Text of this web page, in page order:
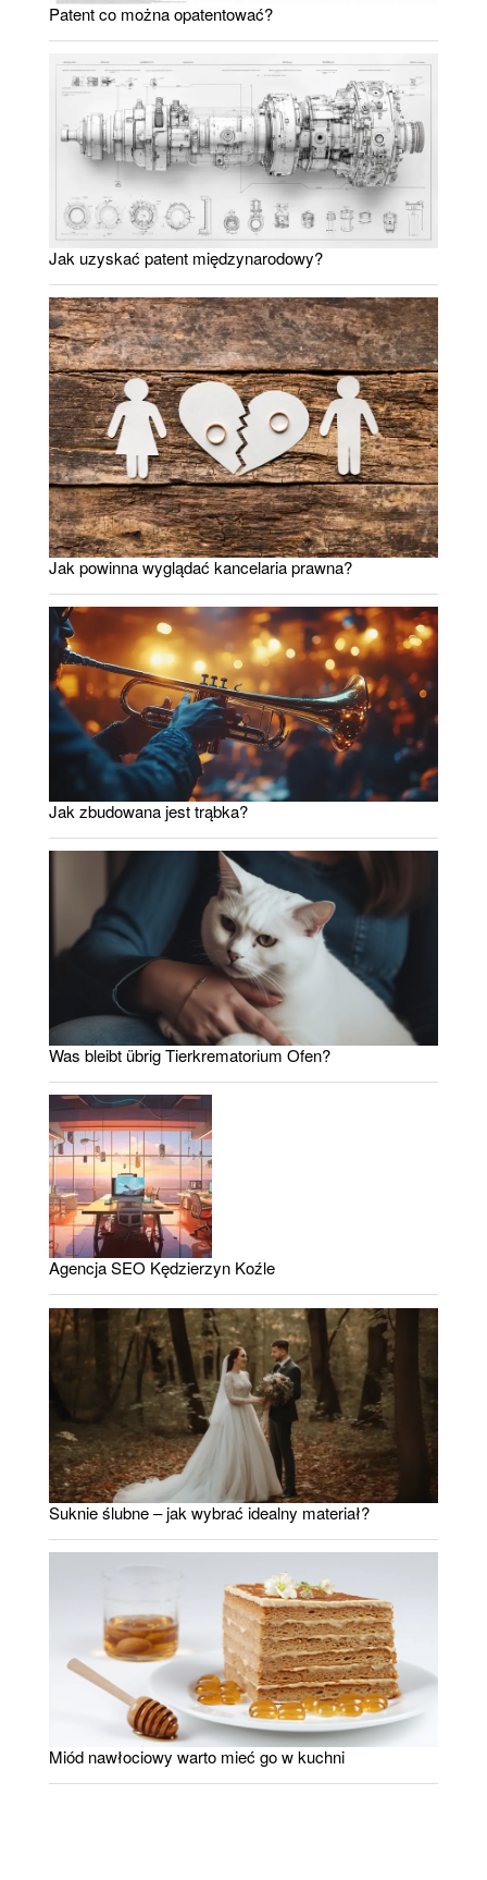
Patent co można opatentować?
Jak uzyskać patent międzynarodowy?
Jak powinna wyglądać kancelaria prawna?
Jak zbudowana jest trąbka?
Was bleibt übrig Tierkrematorium Ofen?
Agencja SEO Kędzierzyn Koźle
Suknie ślubne – jak wybrać idealny materiał?
Miód nawłociowy warto mieć go w kuchni